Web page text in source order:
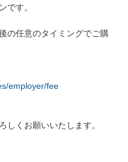
です。
の任意のタイミングでご購
employer/fee
しくお願いいたします。